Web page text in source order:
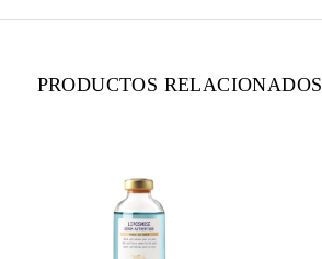
PRODUCTOS RELACIONADOS